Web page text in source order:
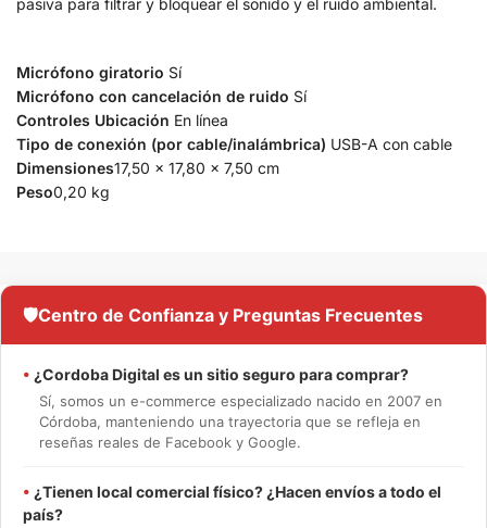
Micrófono giratorio Sí
Micrófono con cancelación de ruido Sí
Controles Ubicación En línea
Tipo de conexión (por cable/inalámbrica) USB-A con cable
Dimensiones17,50 x 17,80 x 7,50 cm
Peso0,20 kg
🛡️Centro de Confianza y Preguntas Frecuentes
• ¿Cordoba Digital es un sitio seguro para comprar?
Sí, somos un e-commerce especializado nacido en 2007 en
Córdoba, manteniendo una trayectoria que se refleja en
reseñas reales de Facebook y Google.
• ¿Tienen local comercial físico? ¿Hacen envíos a todo el
país?